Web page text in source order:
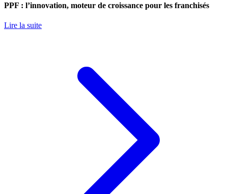
PPF : l’innovation, moteur de croissance pour les franchisés
Lire la suite